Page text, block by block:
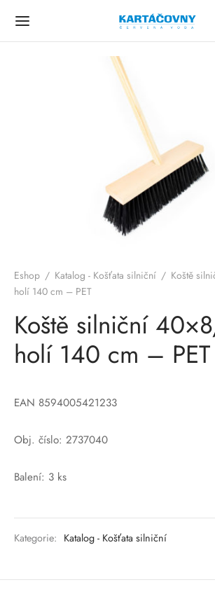
Eshop / Katalog - Košťata silniční / Koště
holí 140 cm – PET
Koště silniční
holí 140 cm – PET
EAN 8594005421233
Obj. číslo: 2737040
Balení: 3 ks
Kategorie: Katalog - Košťata silniční